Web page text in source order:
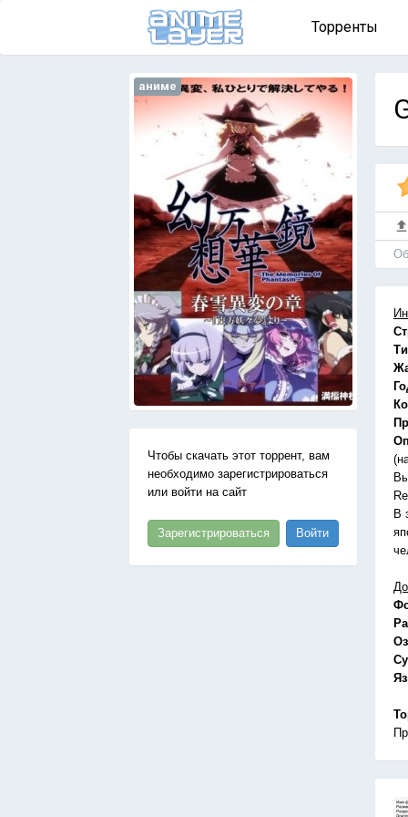
Торренты
аниме
Чтобы скачать этот торрент, вам
необходимо зарегистрироваться
или войти на сайт
Зарегистрироваться Войти
В